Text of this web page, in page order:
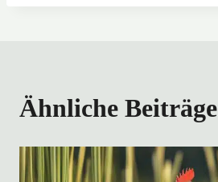
Ähnliche Beiträge